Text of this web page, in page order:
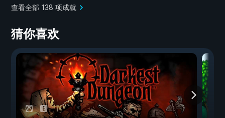
查看全部 138 项成就
猜你喜欢